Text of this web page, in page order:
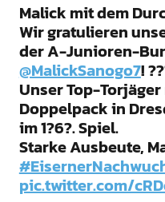
Malick mit dem
Wir gratulieren
der A-Junioren-
@MalickSanogo7!
Unser Top-
Doppelpack in
im 1?6?. Spiel.
Starke Ausbeute,
pic.twitter.com/